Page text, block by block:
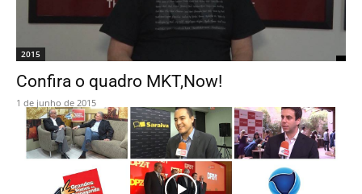
2015
Confira o quadro MKT,Now!
1 de junho de 2015